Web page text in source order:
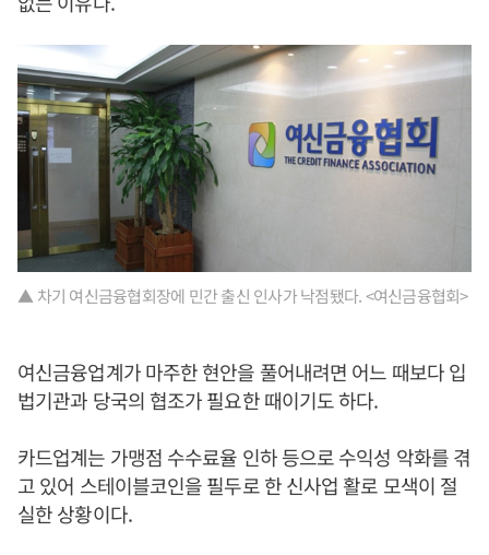
▲ 차기 여신금융협회장에 민간 출신 인사가 낙점됐다. <여신금융협회>
여신금융업계가 마주한 현안을 풀어내려면 어느 때보다 입
법기관과 당국의 협조가 필요한 때이기도 하다.
카드업계는 가맹점 수수료율 인하 등으로 수익성 악화를 겪
고 있어 스테이블코인을 필두로 한 신사업 활로 모색이 절
실한 상황이다.